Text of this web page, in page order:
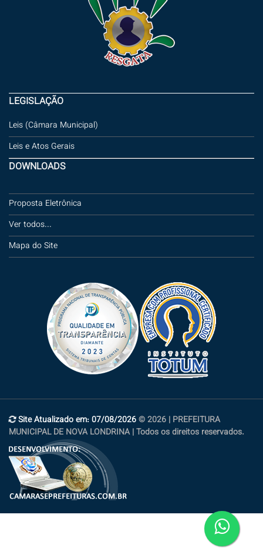
LEGISLAÇÃO
Leis (Câmara Municipal)
Leis e Atos Gerais
DOWNLOADS
Proposta Eletrônica
Ver todos...
Mapa do Site
Site Atualizado em: 07/08/2026© 2026 | PREFEITURA
MUNICIPAL DE NOVA LONDRINA | Todos os direitos reservados.